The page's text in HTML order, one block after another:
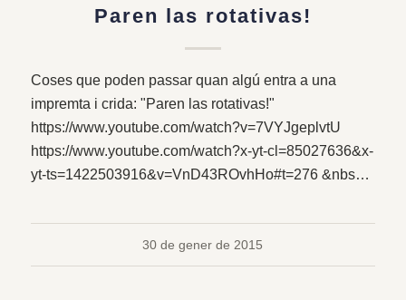
Paren las rotativas!
Coses que poden passar quan algú entra a una
impremta i crida: "Paren las rotativas!"
https://www.youtube.com/watch?v=7VYJgeplvtU
https://www.youtube.com/watch?x-yt-cl=85027636&x-
yt-ts=1422503916&v=VnD43ROvhHo#t=276 &nbs…
30 de gener de 2015